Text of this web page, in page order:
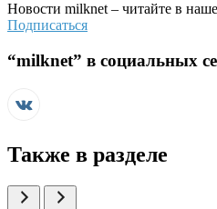
Новости milknet – читайте в
Подписаться
“milknet” в социальных
Также в разделе